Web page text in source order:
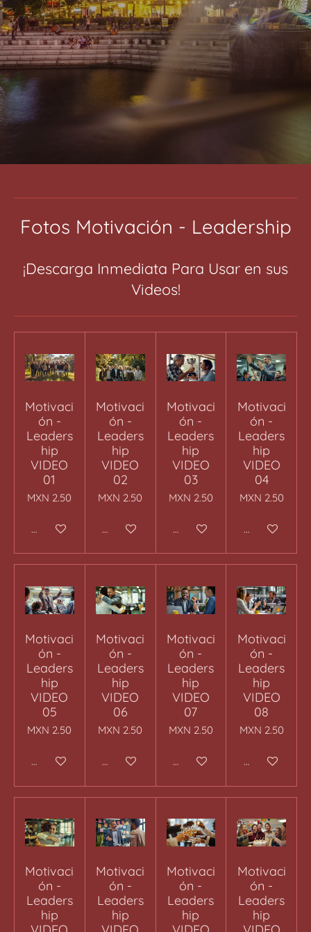
Fotos Motivación - Leadership
¡Descarga Inmediata Para Usar en sus
Videos!
Motivaci
ón -
Leaders
hip
VIDEO
01
MXN 2.50
Añadir al carrito
Motivaci
ón -
Leaders
hip
VIDEO
02
MXN 2.50
Añadir al carrito
Motivaci
ón -
Leaders
hip
VIDEO
03
MXN 2.50
Añadir al carrito
Motivaci
ón -
Leaders
hip
VIDEO
04
MXN 2.50
Añadir al
Motivaci
ón -
Leaders
hip
VIDEO
05
MXN 2.50
Añadir al carrito
Motivaci
ón -
Leaders
hip
VIDEO
06
MXN 2.50
Añadir al carrito
Motivaci
ón -
Leaders
hip
VIDEO
07
MXN 2.50
Añadir al carrito
Motivaci
ón -
Leaders
hip
VIDEO
08
MXN 2.50
Añadir al
Motivaci
ón -
Leaders
hip
Motivaci
ón -
Leaders
hip
Motivaci
ón -
Leaders
hip
Motivaci
ón -
Leaders
hip